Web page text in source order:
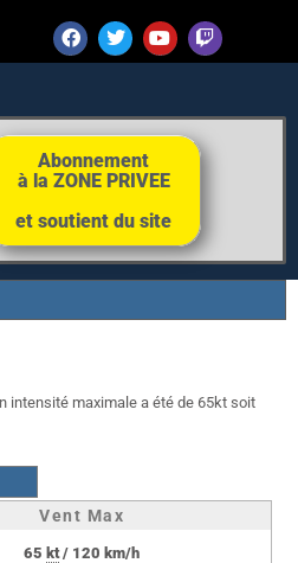
Abonnement
à la ZONE PRIVEE
et soutient du site
intensité maximale a été de 65kt soit
Vent Max
65 kt/ 120 km/h